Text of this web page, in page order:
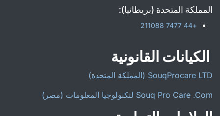
المملكة المتحدة (بريطانيا):
+44 7477 211088
الكيانات القانونية
SouqProcare LTD (المملكة المتحدة)
Souq Pro Care .Com لتكنولوجيا المعلومات (مصر)